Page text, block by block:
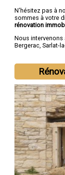
N'hésitez pas à
sommes à votre
rénovation
Nous intervenons
Bergerac, Sarlat-